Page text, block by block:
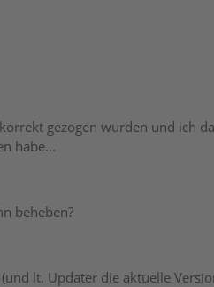
gezogen wurden und ich
habe...
beheben?
lt. Updater die aktuelle